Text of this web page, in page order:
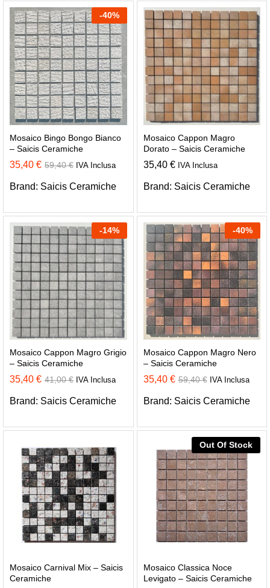
-40%
Mosaico Bingo Bongo Bianco
– Saicis Ceramiche
35,40 € 59,40€ IVA Inclusa
Brand: Saicis Ceramiche
Mosaico Cappon Magro
Dorato – Saicis Ceramiche
35,40 € IVA Inclusa
Brand: Saicis Ceramiche
-14%
Mosaico Cappon Magro Grigio
– Saicis Ceramiche
35,40 € 41,00€ IVA Inclusa
Brand: Saicis Ceramiche
-40%
Mosaico Cappon Magro Nero
– Saicis Ceramiche
35,40 € 59,40€ IVA Inclusa
Brand: Saicis Ceramiche
Mosaico Carnival Mix – Saicis
Ceramiche
Out Of Stock
Mosaico Classica Noce
Levigato – Saicis Ceramiche